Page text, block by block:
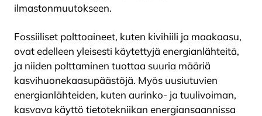
ilmastonmuutokseen.
Fossiiliset polttoaineet, kuten kivihiili ja maakaasu,
ovat edelleen yleisesti käytettyjä energianlähteitä,
ja niiden polttaminen tuottaa suuria määriä
kasvihuonekaasupäästöjä. Myös uusiutuvien
energianlähteiden, kuten aurinko- ja tuulivoiman,
kasvava käyttö tietotekniikan energiansaannissa